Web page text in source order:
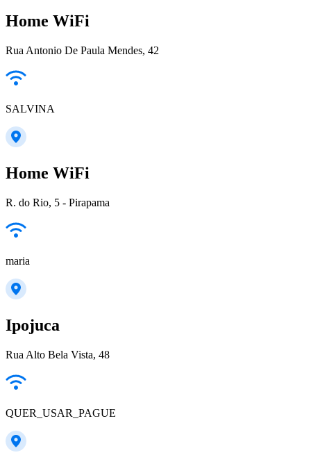
Home WiFi
Rua Antonio De Paula Mendes, 42
SALVINA
Home WiFi
R. do Rio, 5 - Pirapama
maria
Ipojuca
Rua Alto Bela Vista, 48
QUER_USAR_PAGUE